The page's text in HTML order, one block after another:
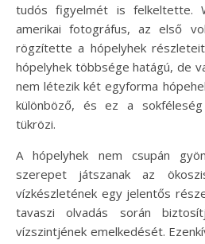
tudós figyelmét is felkeltette.
amerikai fotográfus, az első
rögzítette a hópelyhek
hópelyhek többsége hatágú, de
nem létezik két egyforma
különböző, és ez a
tükrözi.
A hópelyhek nem csupán
szerepet játszanak az
vízkészletének egy jelentős
tavaszi olvadás során
vízszintjének emelkedését.